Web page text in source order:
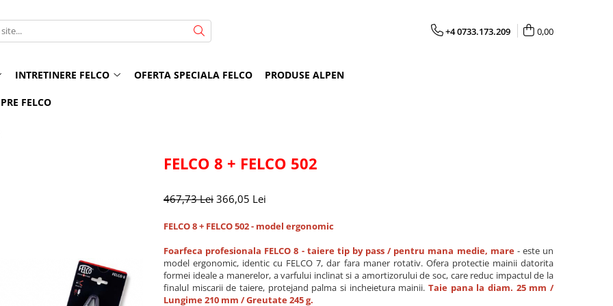
+4 0733.173.209 0,00
INTRETINERE FELCO OFERTA SPECIALA FELCO PRODUSE ALPEN
FELCO
FELCO 8 + FELCO 502
467,73 Lei 366,05 Lei
FELCO 8 + FELCO 502 - model ergonomic
Foarfeca profesionala FELCO 8 - taiere tip by pass / pentru mana medie, mare- este un
model ergonomic, identic cu FELCO 7, dar fara maner rotativ. Ofera protectie mainii datorita
formei ideale a manerelor, a varfului inclinat si a amortizorului de soc, care reduc impactul de la
finalul miscarii de taiere, protejand palma si incheietura mainii. Taie pana la diam. 25 mm /
Lungime 210 mm / Greutate 245 g.